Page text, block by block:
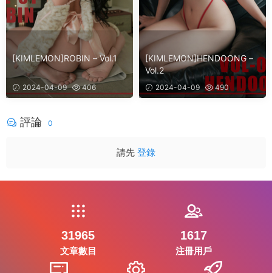
[KIMLEMON]ROBIN – Vol.1
2024-04-09 406
[KIMLEMON]HENDOONG –
Vol.2
2024-04-09 490
評論 0
請先 登錄
31965
文章數目
1617
注冊用戶